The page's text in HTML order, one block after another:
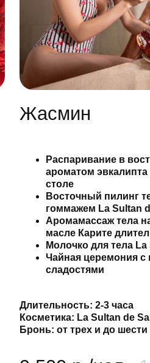
11
500 р./чел
2-3 часа
La Sultan de Saba
от трех и до шести человек
Распаривание в восточном
ароматом эвкалипта на
столе
гоммажем La Sultan de Saba
Аромамассаж тела на
сладостями